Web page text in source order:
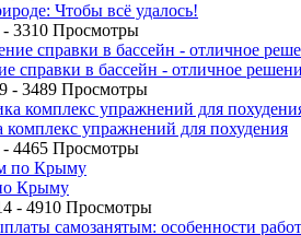
Чтобы всё удалось!
- 3310 Просмотры
справки в бассейн - отличное
- 3489 Просмотры
комплекс упражнений для похудения
- 4465 Просмотры
Крыму
- 4910 Просмотры